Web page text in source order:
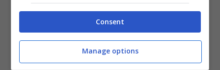
e quindi suscettibili di svariati
cambiamenti, dovrebbe modificarsi in
questo periodo del mese con temperature
in aumento e aria calda molto più
Consent
Manage options